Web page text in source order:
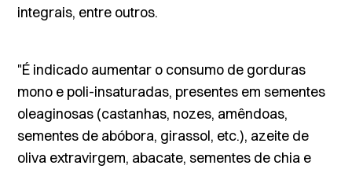
integrais, entre outros.
"É indicado aumentar o consumo de gorduras
mono e poli-insaturadas, presentes em sementes
oleaginosas (castanhas, nozes, amêndoas,
sementes de abóbora, girassol, etc.), azeite de
oliva extravirgem, abacate, sementes de chia e